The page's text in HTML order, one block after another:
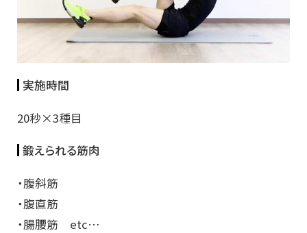
実施時間
20秒×3種目
鍛えられる筋肉
・腹斜筋
・腹直筋
・腸腰筋 etc…